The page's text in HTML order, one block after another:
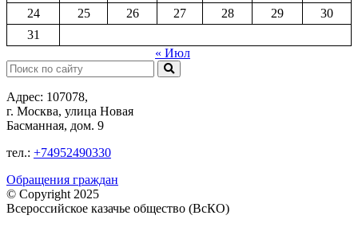
24
25 26 27 28 29
30
31
« Июл
Поиск:
Адрес: 107078,
г. Москва, улица Новая
Басманная, дом. 9
тел.: +74952490330
Обращения граждан
© Copyright 2025
Всероссийское казачье общество (ВсКО)